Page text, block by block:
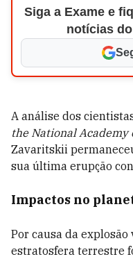
Siga a Exame e
notícias
A análise dos
the National Academy
Zavaritskii
sua última erupção
Impactos no
Por causa da
estratosfera terrestre